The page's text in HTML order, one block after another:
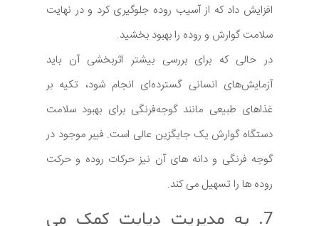
افزایش داد که از آسیب روده جلوگیری کرد و در نهایت
سلامت گوارش و روده را بهبود بخشید.
در حالی که برای بررسی بیشتر اثربخشی آن باید
آزمایش‌های انسانی گسترده‌ای انجام شود، تکیه بر
غذاهای طبیعی مانند گوجه‌فرنگی برای بهبود سلامت
دستگاه گوارش یک جایگزین عالی است. فیبر موجود در
گوجه فرنگی و دانه های آن نیز حرکات روده و حرکت
روده ها را تسهیل می کند.
7. به مدیریت دیابت کمک می